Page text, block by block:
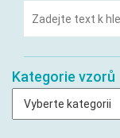
Kategorie vzorů